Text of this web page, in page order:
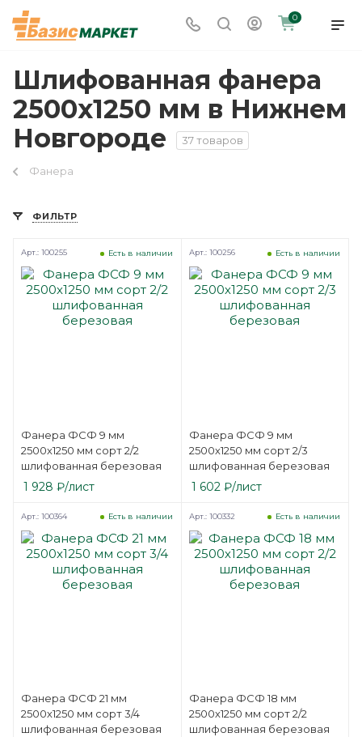
0
Шлифованная фанера
2500х1250 мм в Нижнем
Новгороде
37 товаров
Фанера
ФИЛЬТР
Фанера ФСФ 9 мм
2500х1250 мм сорт 2/2
шлифованная березовая
Есть в наличии
Арт.: 100255
1 928 ₽/лист
Фанера ФСФ 9 мм
2500х1250 мм сорт 2/3
шлифованная березовая
Есть в наличии
Арт.: 100256
1 602 ₽/лист
Фанера ФСФ 21 мм
2500х1250 мм сорт 3/4
шлифованная березовая
Есть в наличии
Арт.: 100364
Фанера ФСФ 18 мм
2500х1250 мм сорт 2/2
шлифованная березовая
Есть в наличии
Арт.: 100332